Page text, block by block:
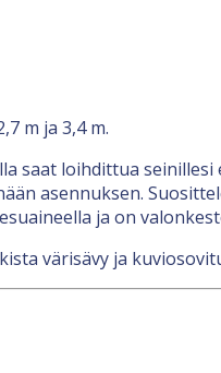
m ja 3,4 m.
saat loihdittua
asennuksen.
ja on
värisävy ja